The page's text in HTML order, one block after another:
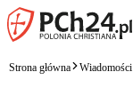
Strona główna Wiadomości